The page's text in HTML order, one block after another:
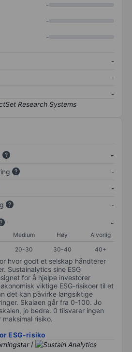
-
-
-
-
-
-
-
-
-
-
-
Medium Høy
Alvorlig
20-30 30-40 40+
hvor godt et selskap håndterer
Sustainalytics sine ESG
for å hjelpe investorer
viktige ESG-risikoer til et
det kan påvirke langsiktige
Skalaen går fra 0-100. Jo
jo bedre. 0 tilsvarer ingen
risiko.
ESG-risiko
/